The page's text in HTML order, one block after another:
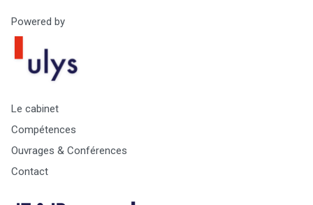
Powered by
Le cabinet
Compétences
Ouvrages & Conférences
Contact